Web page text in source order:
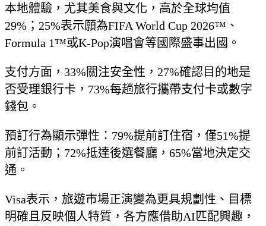
本地體驗，尤其美食與文化，高於全球均值
29%；25%表示願為FIFA World Cup 2026™、
Formula 1™或K-Pop演唱會等國際盛事出國。
支付方面，33%關注安全性，27%確認目的地是
否受理銀行卡，73%每趟旅行攜帶支付卡或數字
錢包。
預訂行為顯示彈性：79%提前訂住宿，僅51%提
前訂活動；72%抵達後選餐廳，65%當地決定交
通。
Visa表示，旅遊市場正演變為更具規劃性、目標
明確且反映個人特質，各方應借助AI匹配興趣，